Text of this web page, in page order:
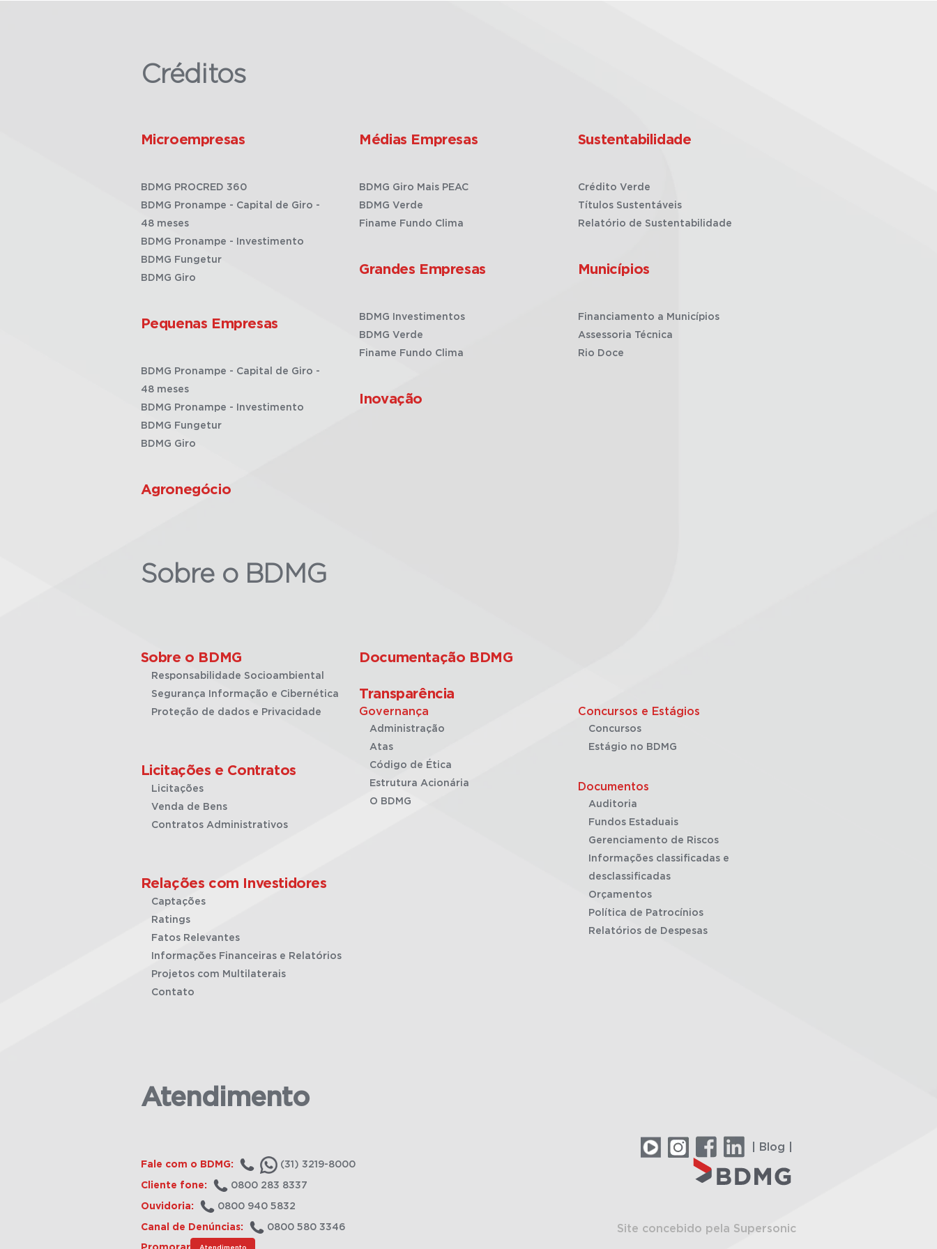
Créditos
Microempresas
BDMG PROCRED 360
BDMG Pronampe - Capital de Giro -
48 meses
BDMG Pronampe - Investimento
BDMG Fungetur
BDMG Giro
Pequenas Empresas
BDMG Pronampe - Capital de Giro -
48 meses
BDMG Pronampe - Investimento
BDMG Fungetur
BDMG Giro
Agronegócio
Médias Empresas
BDMG Giro Mais PEAC
BDMG Verde
Finame Fundo Clima
Grandes Empresas
BDMG Investimentos
BDMG Verde
Finame Fundo Clima
Inovação
Sustentabilidade
Crédito Verde
Títulos Sustentáveis
Relatório de Sustentabilidade
Municípios
Financiamento a Municípios
Assessoria Técnica
Rio Doce
Sobre o BDMG
Sobre o BDMG
Responsabilidade Socioambiental
Segurança Informação e Cibernética
Proteção de dados e Privacidade
Licitações e Contratos
Licitações
Venda de Bens
Contratos Administrativos
Relações com Investidores
Captações
Ratings
Fatos Relevantes
Informações Financeiras e Relatórios
Projetos com Multilaterais
Contato
Documentação BDMG
Transparência
Governança
Administração
Atas
Código de Ética
Estrutura Acionária
O BDMG
Concursos e Estágios
Concursos
Estágio no BDMG
Documentos
Auditoria
Fundos Estaduais
Gerenciamento de Riscos
Informações classificadas e
desclassificadas
Orçamentos
Política de Patrocínios
Relatórios de Despesas
Atendimento
Fale com o BDMG: (31) 3219-8000
Cliente fone: 0800 283 8337
Ouvidoria: 0800 940 5832
Canal de Denúncias: 0800 580 3346
Atendimento
| Blog |
Site concebido pela Supersonic